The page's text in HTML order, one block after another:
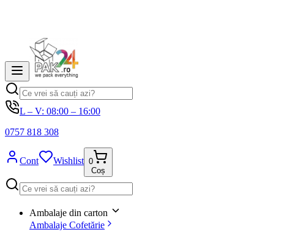
L – V: 08:00 – 16:00
0757 818 308
Cont Wishlist 0
Coș
Ambalaje din carton
Ambalaje Cofetărie